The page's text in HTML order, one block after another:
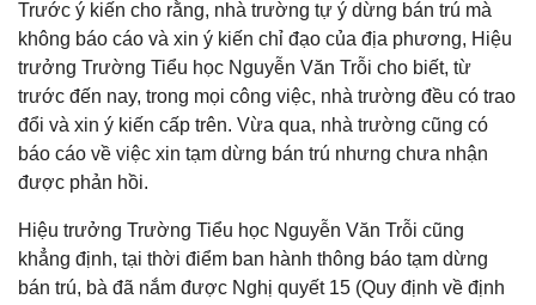
Trước ý kiến cho rằng, nhà trường tự ý dừng bán trú mà
không báo cáo và xin ý kiến chỉ đạo của địa phương, Hiệu
trưởng Trường Tiểu học Nguyễn Văn Trỗi cho biết, từ
trước đến nay, trong mọi công việc, nhà trường đều có trao
đổi và xin ý kiến cấp trên. Vừa qua, nhà trường cũng có
báo cáo về việc xin tạm dừng bán trú nhưng chưa nhận
được phản hồi.
Hiệu trưởng Trường Tiểu học Nguyễn Văn Trỗi cũng
khẳng định, tại thời điểm ban hành thông báo tạm dừng
bán trú, bà đã nắm được Nghị quyết 15 (Quy định về định